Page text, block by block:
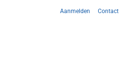
Aanmelden Contact